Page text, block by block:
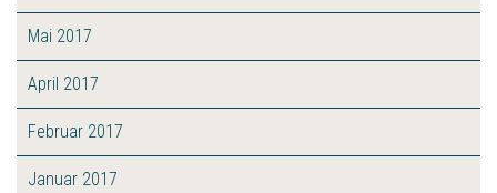
Mai 2017
April 2017
Februar 2017
Januar 2017